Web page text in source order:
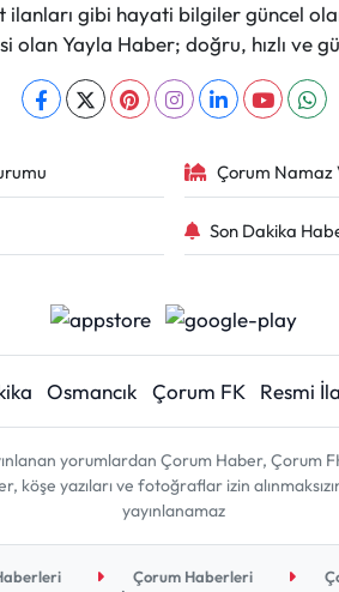
gibi hayati bilgiler güncel
olan Yayla Haber; doğru, hızlı ve
Çorum Namaz
Son Dakika
Osmancık Çorum FK Resmi
yorumlardan Çorum Haber, Çorum
köşe yazıları ve fotoğraflar izin
yayınlanamaz
Çorum Haberleri